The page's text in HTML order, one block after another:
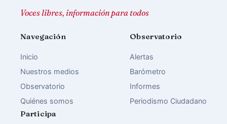
Voces libres, información para todos
Navegación
Inicio
Nuestros medios
Observatorio
Quiénes somos
Observatorio
Alertas
Barómetro
Informes
Periodismo Ciudadano
Participa